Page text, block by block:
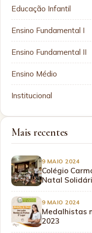
Educação Infantil
Ensino Fundamental I
Ensino Fundamental II
Ensino Médio
Institucional
Mais recentes
9 MAIO 2024
Colégio
Natal
9 MAIO 2024
Medalhistas
2023